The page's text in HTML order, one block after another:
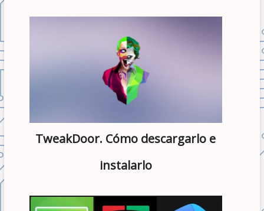
TweakDoor. Cómo descargarlo e
instalarlo